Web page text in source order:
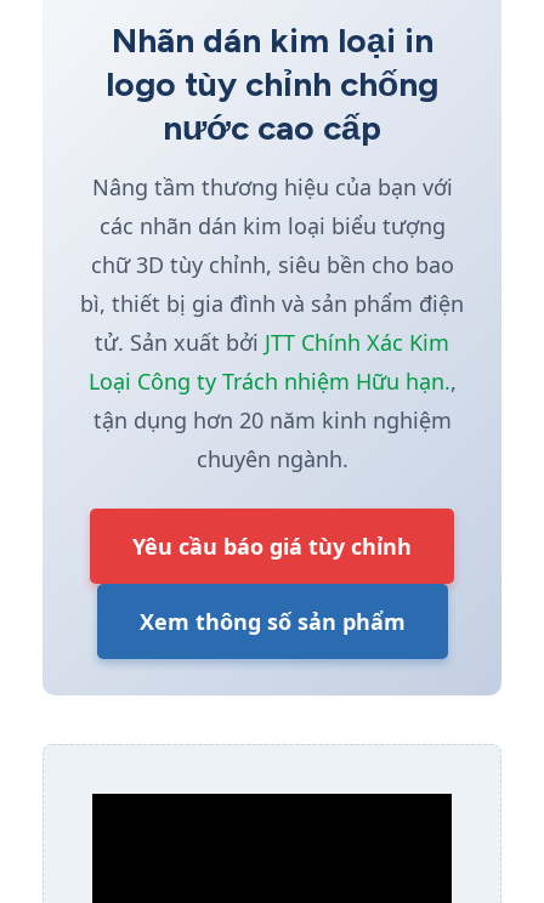
Nhãn dán kim loại in
logo tùy chỉnh chống
nước cao cấp
Nâng tầm thương hiệu của bạn với
các nhãn dán kim loại biểu tượng
chữ 3D tùy chỉnh, siêu bền cho bao
bì, thiết bị gia đình và sản phẩm điện
tử. Sản xuất bởi JTT Chính Xác Kim
Loại Công ty Trách nhiệm Hữu hạn.,
tận dụng hơn 20 năm kinh nghiệm
chuyên ngành.
Yêu cầu báo giá tùy chỉnh
Xem thông số sản phẩm